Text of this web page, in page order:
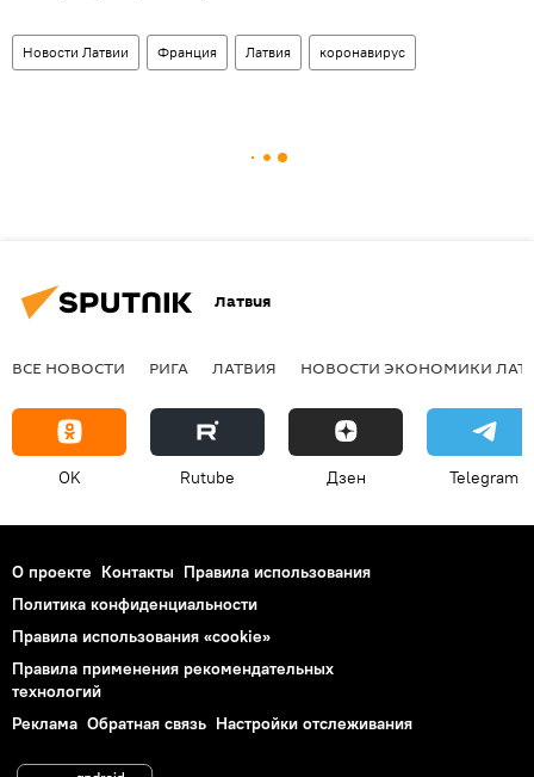
Новости Латвии Франция Латвия коронавирус
Латвия
ВСЕ НОВОСТИ РИГА ЛАТВИЯ НОВОСТИ ЭКОНОМИКИ
OK Rutube Дзен Telegram
О проекте Контакты Правила использования
Политика конфиденциальности
Правила использования «cookie»
Правила применения рекомендательных
технологий
Реклама Обратная связь Настройки отслеживания